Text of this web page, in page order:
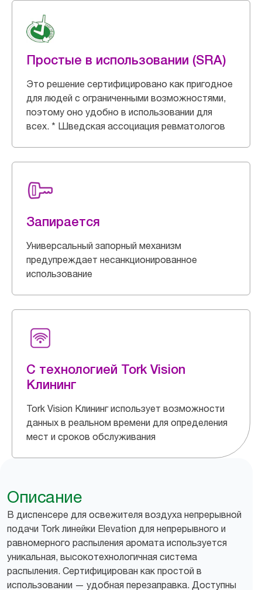
Простые в использовании (SRA)
Это решение сертифицировано как пригодное
для людей с ограниченными возможностями,
поэтому оно удобно в использовании для
всех. * Шведская ассоциация ревматологов
Запирается
Универсальный запорный механизм
предупреждает несанкционированное
использование
С технологией Tork Vision
Клининг
Tork Vision Клининг использует возможности
данных в реальном времени для определения
мест и сроков обслуживания
Описание
В диспенсере для освежителя воздуха непрерывной
подачи Tork линейки Elevation для непрерывного и
равномерного распыления аромата используется
уникальная, высокотехнологичная система
распыления. Сертифицирован как простой в
использовании — удобная перезаправка. Доступны